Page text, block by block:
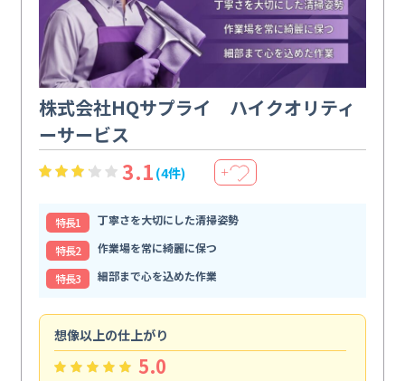
株式会社HQサプライ ハイクオリティ
ーサービス
3.1 (4件) ＋
特⻑1
丁寧さを大切にした清掃姿勢
特⻑2
作業場を常に綺麗に保つ
特⻑3
細部まで心を込めた作業
想像以上の仕上がり
5.0